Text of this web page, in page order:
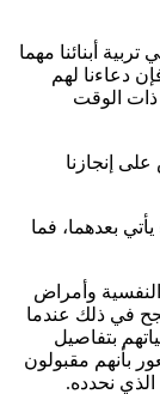
أبنائنا مهما
دعاءنا لهم
ذات الوقت
إنجازنا
بعدهما، فما
النفسية وأمراض
في ذلك عندما
بتفاصيل
بأنهم مقبولون
نحدده.